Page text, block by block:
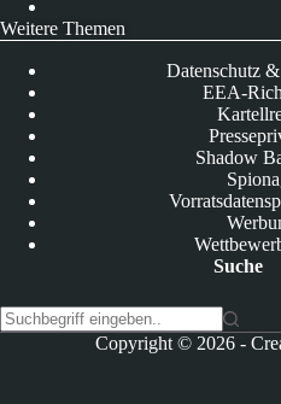
Weitere Themen
Datenschutz
EEA-
Shadow
Suche
Copyright © 2026 -